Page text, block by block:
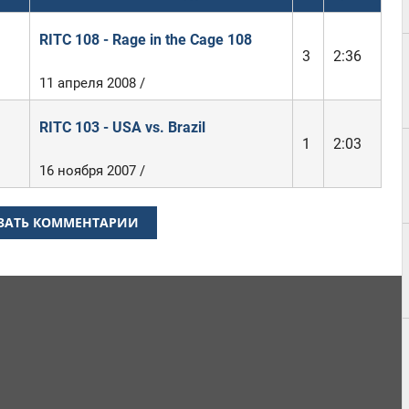
RITC 108 - Rage in the Cage 108
3
2:36
11 апреля 2008 /
RITC 103 - USA vs. Brazil
1
2:03
16 ноября 2007 /
КОММЕНТАРИИ